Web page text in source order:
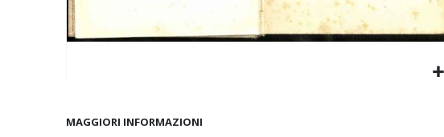
della
MAGGIORI INFORMAZIONI